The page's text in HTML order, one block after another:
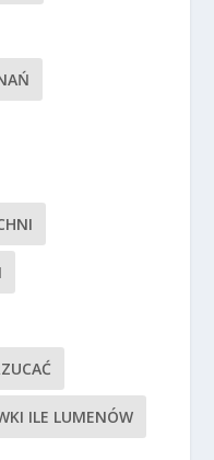
ILE LUMENÓW